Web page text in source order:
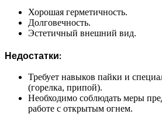
Хорошая герметичность.
Долговечность.
Эстетичный внешний вид.
Недостатки:
Требует навыков пайки и
(горелка, припой).
Необходимо соблюдать меры
работе с открытым огнем.